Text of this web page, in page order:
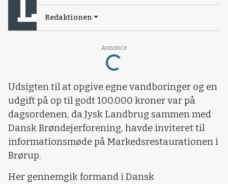
Annonce
Loading...
Redaktionen
Udsigten til at opgive egne vandboringer og en
udgift på op til godt 100.000 kroner var på
dagsordenen, da Jysk Landbrug sammen med
Dansk Brøndejerforening, havde inviteret til
informationsmøde på Markedsrestaurationen i
Brørup.
Her gennemgik formand i Dansk